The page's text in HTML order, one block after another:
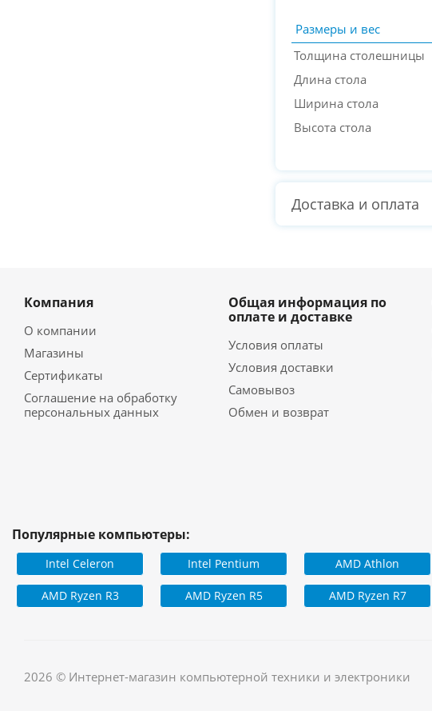
Размеры и вес
Толщина столешницы
Длина стола
Ширина стола
Высота стола
Доставка и оплата
Компания
О компании
Магазины
Сертификаты
Соглашение на обработку
персональных данных
Общая информация по
оплате и доставке
Условия оплаты
Условия доставки
Самовывоз
Обмен и возврат
Популярные компьютеры:
Intel Celeron Intel Pentium AMD Athlon
AMD Ryzen R3 AMD Ryzen R5 AMD Ryzen R7
2026 © Интернет-магазин компьютерной техники и электроники